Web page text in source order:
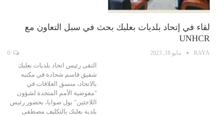
لقاء في إتحاد بلديات بعلبك بحث في سبل التعاون مع
UNHCR
RAYA مايو 18, 2023
التقى رئيس اتحاد بلديات بعلبك
شفيق قاسم شحادة في مكتبه
بالاتحاد، منسق العلاقات في
"مفوضية الأمم المتحدة لشؤون
اللاجئين" بول صوايا، بحضور رئيس
بلدية بعلبك بالتكليف مصطفى